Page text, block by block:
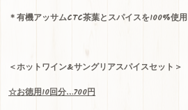
＊有機アッサムCTC茶葉とスパイスを100%使用
＜ホットワイン&サングリアスパイスセット＞
☆お徳用10回分…700円